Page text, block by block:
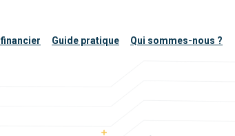
Guide pratique Qui sommes-nous ?